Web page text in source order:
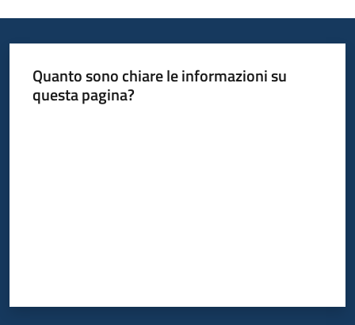
Quanto sono chiare le informazioni su
questa pagina?